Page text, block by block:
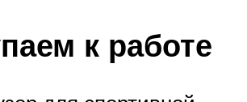
к работе